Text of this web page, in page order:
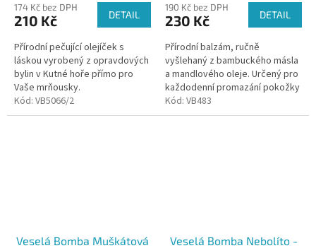
174 Kč bez DPH
210 Kč DETAIL
Přírodní pečující olejíček s
láskou vyrobený z opravdových
bylin v Kutné hoře přímo pro
Vaše mrňousky.
Kód: VB5066/2
190 Kč bez DPH
230 Kč DETAIL
Přírodní balzám, ručně
vyšlehaný z bambuckého másla
a mandlového oleje. Určený pro
každodenní promazání pokožky
dětí i dospělých.
Kód: VB483
Veselá Bomba Muškátová
Veselá Bomba Nebolíto -